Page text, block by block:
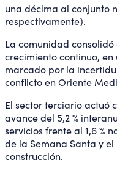
una décima al conjunto
respectivamente).
La comunidad
crecimiento continuo,
marcado por la
conflicto en Oriente
El sector terciario actuó
avance del 5,2 %
servicios frente al 1,6 %
de la Semana Santa y
construcción.